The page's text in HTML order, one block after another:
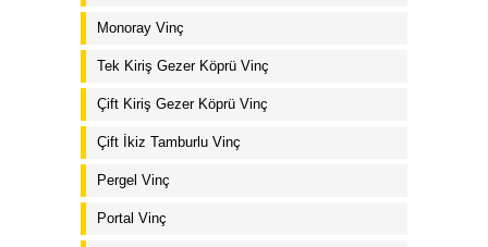
Monoray Vinç
Tek Kiriş Gezer Köprü Vinç
Çift Kiriş Gezer Köprü Vinç
Çift İkiz Tamburlu Vinç
Pergel Vinç
Portal Vinç